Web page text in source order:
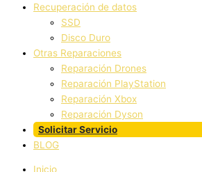
Recuperación de datos
SSD
Disco Duro
Otras Reparaciones
Reparación Drones
Reparación PlayStation
Reparación Xbox
Reparación Dyson
Solicitar Servicio
BLOG
Inicio